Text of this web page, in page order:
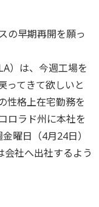
の早期再開を願っ
）は、今週工場を
ってきて欲しいと
性格上在宅勤務を
ロラド州に本社を
曜日（4月24日）
社へ出社するよう